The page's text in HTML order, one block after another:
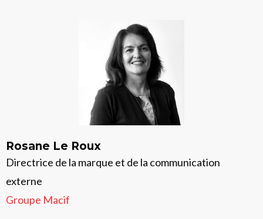
Rosane Le Roux
Directrice de la marque et de la communication
externe
Groupe Macif